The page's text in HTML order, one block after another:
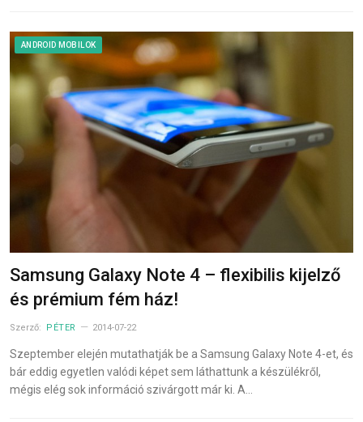
ANDROID MOBILOK
Samsung Galaxy Note 4 – flexibilis kijelző
és prémium fém ház!
Szerző: PÉTER 2014-07-22
Szeptember elején mutathatják be a Samsung Galaxy Note 4-et, és
bár eddig egyetlen valódi képet sem láthattunk a készülékről,
mégis elég sok információ szivárgott már ki. A…